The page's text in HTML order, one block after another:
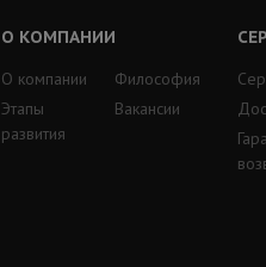
О КОМПАНИИ
О компании
Этапы
развития
Философия
Вакансии